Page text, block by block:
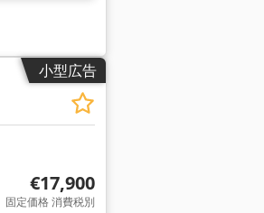
小型広告
€17,900
固定価格 消費税別